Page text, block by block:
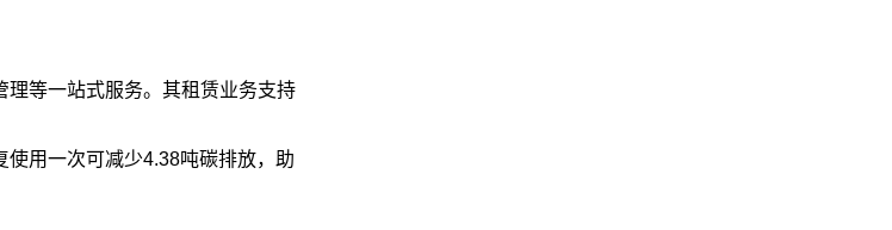
等一站式服务。其租赁业务支持
用一次可减少4.38吨碳排放，助